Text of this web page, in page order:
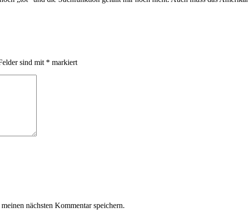
sind mit * markiert
nächsten Kommentar speichern.